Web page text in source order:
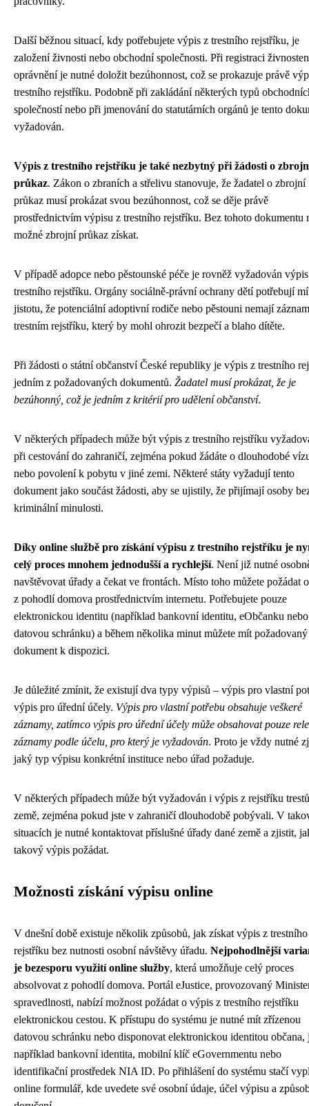
Další běžnou situací, kdy potřebujete výpis z trestního rejstříku, je
založení živnosti nebo obchodní společnosti. Při registraci
oprávnění je nutné doložit bezúhonnost, což se prokazuje právě
trestního rejstříku. Podobně při zakládání některých typů
společností nebo při jmenování do statutárních orgánů je tento
vyžadován.
Výpis z trestního rejstříku je také nezbytný při žádosti o
průkaz. Zákon o zbraních a střelivu stanovuje, že žadatel o zbrojní
průkaz musí prokázat svou bezúhonnost, což se děje právě
prostřednictvím výpisu z trestního rejstříku. Bez tohoto dokumentu
možné zbrojní průkaz získat.
V případě adopce nebo pěstounské péče je rovněž vyžadován
trestního rejstříku. Orgány sociálně-právní ochrany dětí potřebují
jistotu, že potenciální adoptivní rodiče nebo pěstouni nemají
trestním rejstříku, který by mohl ohrozit bezpečí a blaho dítěte.
Při žádosti o státní občanství České republiky je výpis z trestního
jedním z požadovaných dokumentů. Žadatel musí prokázat, že je
bezúhonný, což je jedním z kritérií pro udělení občanství.
V některých případech může být výpis z trestního rejstříku
při cestování do zahraničí, zejména pokud žádáte o dlouhodobé
nebo povolení k pobytu v jiné zemi. Některé státy vyžadují tento
dokument jako součást žádosti, aby se ujistily, že přijímají osoby
kriminální minulosti.
Díky online službě pro získání výpisu z trestního rejstříku je
celý proces mnohem jednodušší a rychlejší. Není již nutné
navštěvovat úřady a čekat ve frontách. Místo toho můžete požádat
z pohodlí domova prostřednictvím internetu. Potřebujete pouze
elektronickou identitu (například bankovní identitu, eObčanku nebo
datovou schránku) a během několika minut můžete mít požadovaný
dokument k dispozici.
Je důležité zmínit, že existují dva typy výpisů – výpis pro vlastní
výpis pro úřední účely. Výpis pro vlastní potřebu obsahuje veškeré
záznamy, zatímco výpis pro úřední účely může obsahovat pouze
záznamy podle účelu, pro který je vyžadován. Proto je vždy nutné
jaký typ výpisu konkrétní instituce nebo úřad požaduje.
V některých případech může být vyžadován i výpis z rejstříku
země, zejména pokud jste v zahraničí dlouhodobě pobývali. V
situacích je nutné kontaktovat příslušné úřady dané země a zjistit,
takový výpis požádat.
Možnosti získání výpisu online
V dnešní době existuje několik způsobů, jak získat výpis z trestního
rejstříku bez nutnosti osobní návštěvy úřadu. Nejpohodlnější
je bezesporu využití online služby, která umožňuje celý proces
absolvovat z pohodlí domova. Portál eJustice, provozovaný
spravedlnosti, nabízí možnost požádat o výpis z trestního rejstříku
elektronickou cestou. K přístupu do systému je nutné mít zřízenou
datovou schránku nebo disponovat elektronickou identitou občana,
například bankovní identita, mobilní klíč eGovernmentu nebo
identifikační prostředek NIA ID. Po přihlášení do systému stačí
online formulář, kde uvedete své osobní údaje, účel výpisu a